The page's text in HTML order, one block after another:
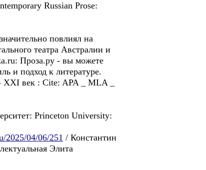
Russian Prose:
повлиял на
театра Aвстралии и
Проза.ру - вы можете
и подход к литературе.
XXI век : Cite: APA _ MLA _
Princeton University:
2025/04/06/251 / Константин
Элита